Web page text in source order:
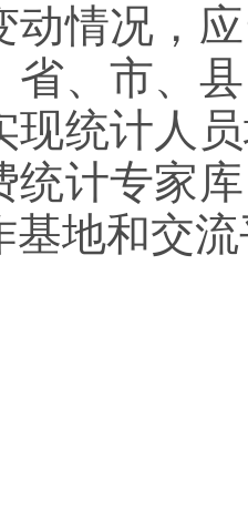
动情况，
省、市、
现统计人
统计专家
基地和交